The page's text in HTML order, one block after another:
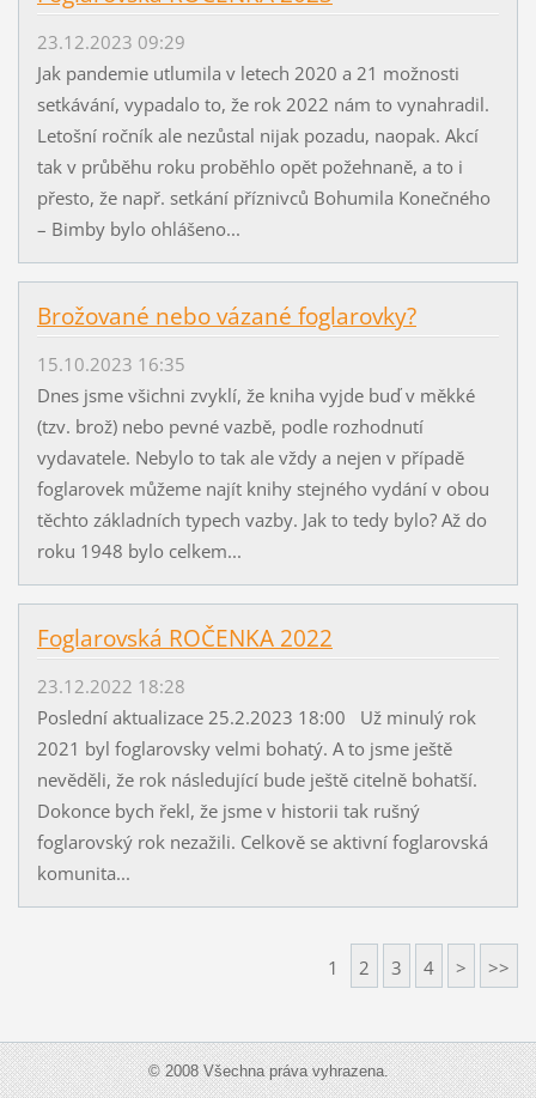
23.12.2023 09:29
Jak pandemie utlumila v letech 2020 a 21 možnosti
setkávání, vypadalo to, že rok 2022 nám to vynahradil.
Letošní ročník ale nezůstal nijak pozadu, naopak. Akcí
tak v průběhu roku proběhlo opět požehnaně, a to i
přesto, že např. setkání příznivců Bohumila Konečného
– Bimby bylo ohlášeno...
Brožované nebo vázané foglarovky?
15.10.2023 16:35
Dnes jsme všichni zvyklí, že kniha vyjde buď v měkké
(tzv. brož) nebo pevné vazbě, podle rozhodnutí
vydavatele. Nebylo to tak ale vždy a nejen v případě
foglarovek můžeme najít knihy stejného vydání v obou
těchto základních typech vazby. Jak to tedy bylo? Až do
roku 1948 bylo celkem...
Foglarovská ROČENKA 2022
23.12.2022 18:28
Poslední aktualizace 25.2.2023 18:00 Už minulý rok
2021 byl foglarovsky velmi bohatý. A to jsme ještě
nevěděli, že rok následující bude ještě citelně bohatší.
Dokonce bych řekl, že jsme v historii tak rušný
foglarovský rok nezažili. Celkově se aktivní foglarovská
komunita...
1 2 3 4 > >>
© 2008 Všechna práva vyhrazena.